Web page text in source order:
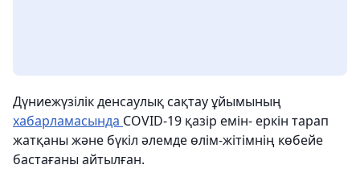
Дүниежүзілік денсаулық сақтау ұйымының
хабарламасында COVID-19 қазір емін- еркін тарап
жатқаны және бүкіл әлемде өлім-жітімнің көбейе
бастағаны айтылған.